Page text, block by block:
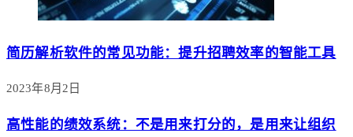
简历解析软件的常见功能：提升招聘效率的智能工具
2023年8月2日
高性能的绩效系统：不是用来打分的，是用来让组织